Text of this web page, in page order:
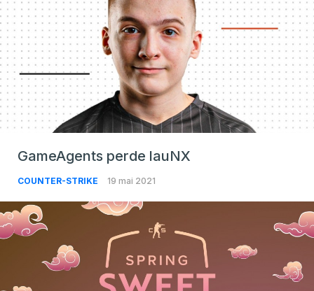
GameAgents perde lauNX
COUNTER-STRIKE 19 mai 2021